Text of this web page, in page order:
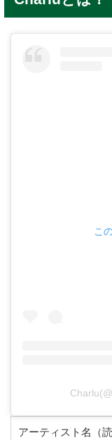
こ
アーティスト名（読